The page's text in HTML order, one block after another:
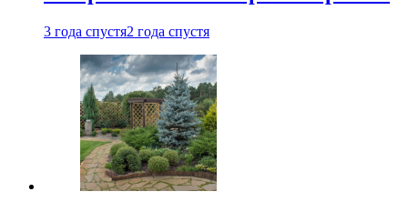
3 года спустя2 года спустя